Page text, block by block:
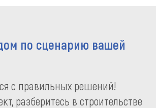
по сценарию вашей
с правильных решений!
разберитесь в строительстве